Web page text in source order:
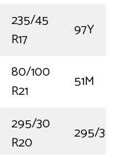
235/45
R17
97Y
80/100
R21
51M
295/30
R20
295/